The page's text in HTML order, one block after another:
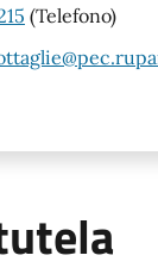
(Telefono)